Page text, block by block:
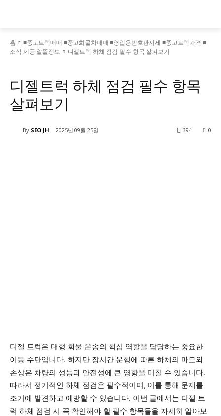
홈
■중고트럭매매 ■중고화물차매매 ■영업용번호판시세 ■중고트럭가격 ■
소식 제공 알뜰정보
디젤트럭 하체 점검 필수 항목 살펴보기
디젤트럭 하체 점검 필수 항목
살펴보기
By SEO JH 2025년 09월 25일 0
394
디젤 트럭은 대형 화물 운송의 핵심 역할을 담당하는 중요한
이동 수단입니다. 하지만 장시간 운행에 따른 하체의 마모와
손상은 차량의 성능과 안전성에 큰 영향을 미칠 수 있습니다.
따라서 정기적인 하체 점검은 필수적이며, 이를 통해 문제를
조기에 발견하고 예방할 수 있습니다. 이번 글에서는 디젤 트
럭 하체 점검 시 꼭 확인해야 할 필수 항목들을 자세히 알아보